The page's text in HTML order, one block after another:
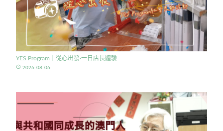
YES Program｜從心出發·一日店長體驗
access_time 2026-08-06